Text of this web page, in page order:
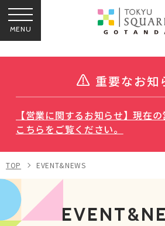
MENU
重要なお知
【営業に関するお知らせ】現在
こちらをご覧ください。
TOP EVENT&NEWS